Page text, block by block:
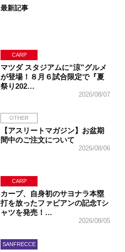
最新記事
CARP
マツダ スタジアムに“涼”グルメ
が登場！８月６試合限定で『夏
祭り202…
2026/08/07
OTHER
【アスリートマガジン】お盆期
間中のご注文について
2026/08/06
CARP
カープ、自身初のサヨナラ本塁
打を放ったファビアンの記念Tシ
ャツを発売！…
2026/08/05
SANFRECCE